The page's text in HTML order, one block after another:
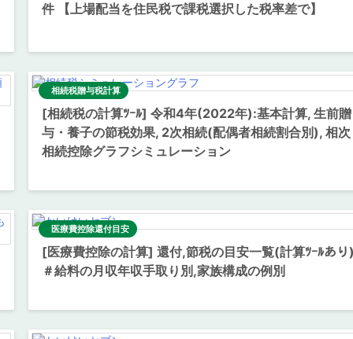
件 【上場配当を住民税で課税選択した税率差で】
相続税贈与税計算
[相続税の計算ﾂｰﾙ] 令和4年(2022年):基本計算, 生前贈
与・養子の節税効果, 2次相続(配偶者相続割合別), 相次
相続控除グラフシミュレーション
医療費控除還付目安
[医療費控除の計算] 還付,節税の目安一覧(計算ﾂｰﾙあり)
＃給料の月収年収手取り別,家族構成の例別